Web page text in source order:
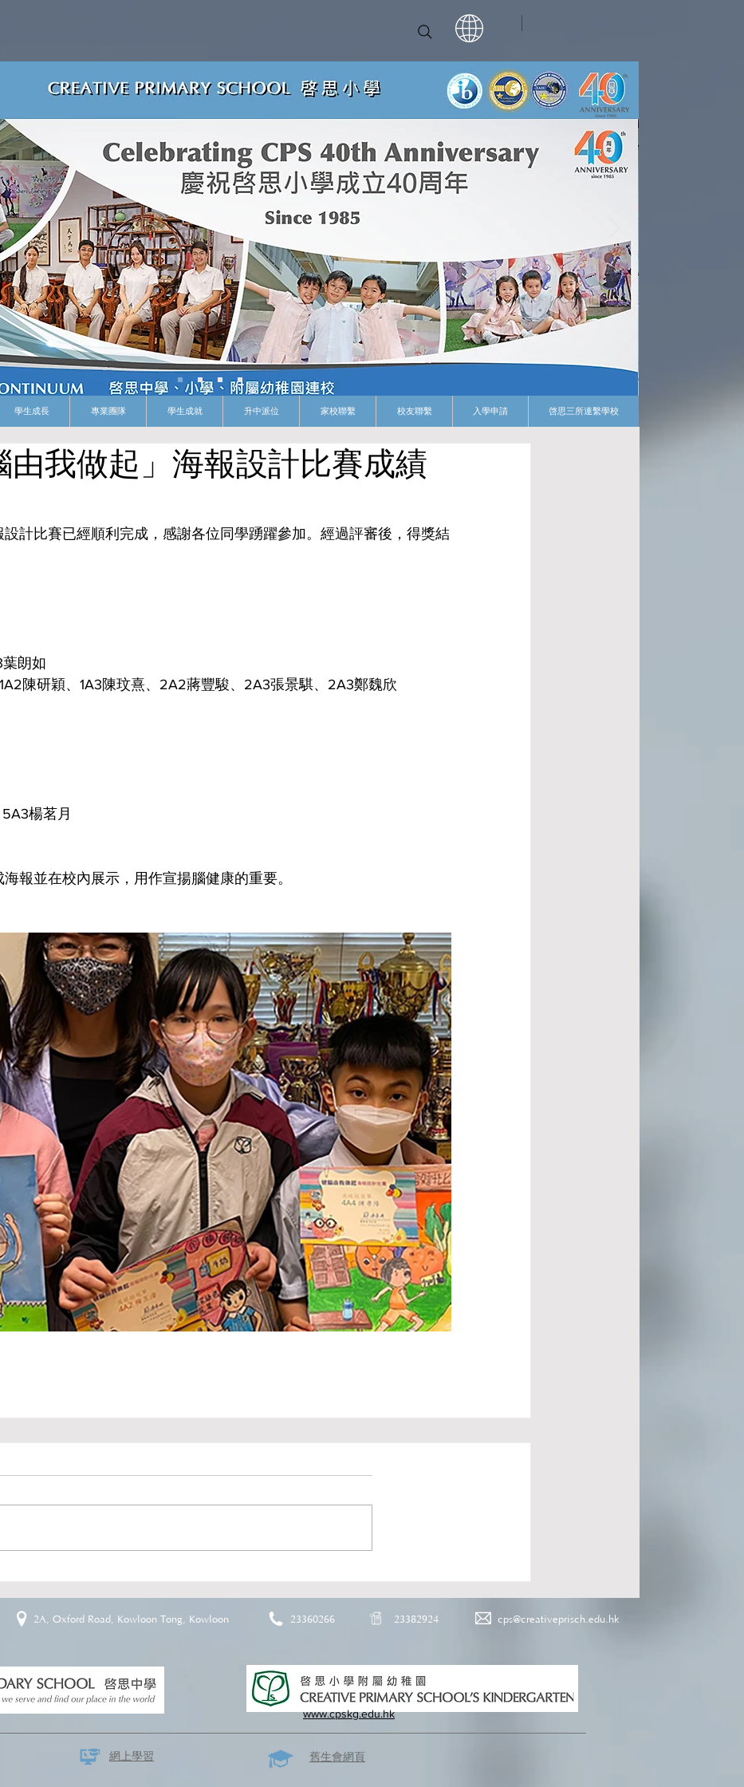
學生成長 專業團隊 學生成就 升中派位 家校聯繫 校友聯繫 入學申請 啓思三所連繫學校
由我做起」海報設計比賽成績
設計比賽已經順利完成，感謝各位同學踴躍參加。經過評審後，得獎結
葉朗如
陳研穎、1A3陳玟熹、2A2蔣豐駿、2A3張景騏、2A3鄭魏欣
楊茗月
報並在校內展示，用作宣揚腦健康的重要。
2A, Oxford Road, Kowloon Tong, Kowloon 23360266 23382924 cps@creativeprisch.edu.hk
www.cpskg.edu.hk
網上學習 ​舊生會網頁